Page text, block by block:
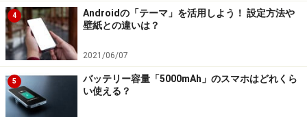
4
Androidの「テーマ」を活用しよう！ 設定方法や
壁紙との違いは？
2021/06/07
5
バッテリー容量「5000mAh」のスマホはどれくら
い使える？